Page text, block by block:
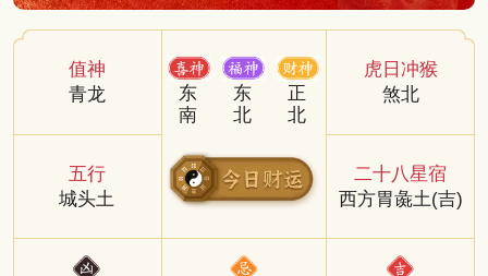
值神
青龙
五行
城头土
东
南
东
北
正
北
虎日冲猴
煞北
二十八星宿
西方胃彘土(吉)